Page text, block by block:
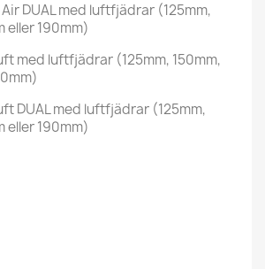
Air DUAL med luftfjädrar (125mm,
eller 190mm)
med luftfjädrar (125mm, 150mm,
DUAL med luftfjädrar (125mm,
eller 190mm)